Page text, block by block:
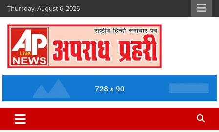
Skip
to
content
Thursday, August 6, 2026
Apradh Prahari
www.apradhprahari.in